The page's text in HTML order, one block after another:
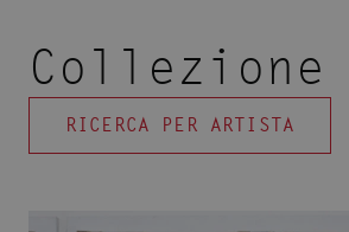
Collezione
RICERCA PER ARTISTA